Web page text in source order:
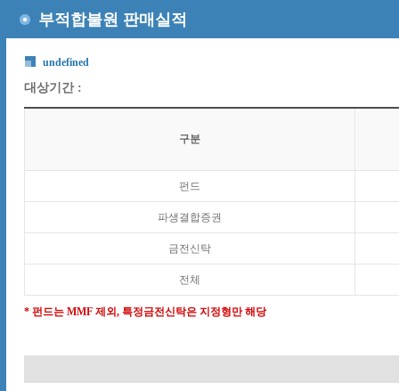
부적합불원 판매실적
undefined
대상기간 :
구분
펀드
파생결합증권
금전신탁
전체
* 펀드는 MMF 제외, 특정금전신탁은 지정형만 해당